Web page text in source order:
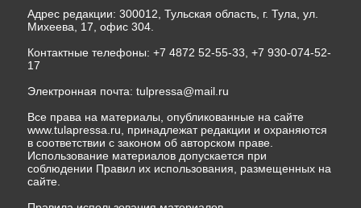
Адрес редакции: 300012, Тульская область, г. Тула, ул.
Михеева, 17, офис 304.
Контактные телефоны: +7 4872 52-55-33, +7 930-074-52-
17
Электронная почта: tulpressa@mail.ru
Все права на материалы, опубликованные на сайте
www.tulapressa.ru, принадлежат редакции и охраняются
в соответствии с законом об авторском праве.
Использование материалов допускается при
соблюдении Правил их использования, размещенных на
сайте.